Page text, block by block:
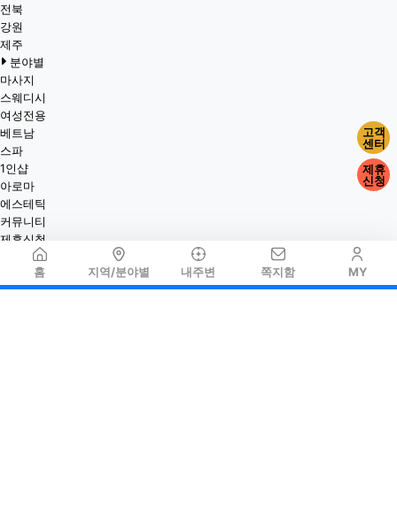
홈 지역/분야별 내주변 쪽지함 MY
전북
강원
제주
분야별
마사지
스웨디시
여성전용
베트남
스파
1인샵
아로마
에스테틱
커뮤니티
제휴신청
고객
센터
제휴
신청